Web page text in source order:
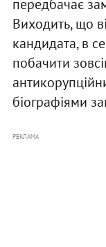
передбачає
Виходить, що
кандидата, в
побачити
біографіями
РЕКЛАМА